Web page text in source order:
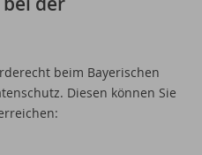
beim Bayerischen
Diesen können Sie